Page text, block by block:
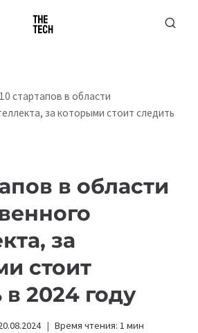
10 стартапов в области
за которыми стоит следить
в области
за
стоит
в 2024 году
Время чтения: 1 мин